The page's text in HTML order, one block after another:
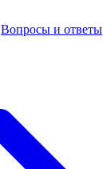
Вопросы и ответы